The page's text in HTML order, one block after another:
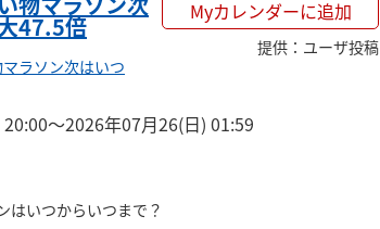
47.5倍
ラソン次はいつ
Myカレンダーに追加
提供 ： ユーザ投稿
〜2026年07月26(日) 01:59
はいつからいつまで？